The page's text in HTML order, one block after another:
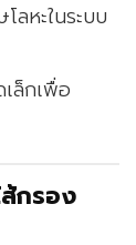
ลหะในระบบ
ล็กเพื่อ
กรอง